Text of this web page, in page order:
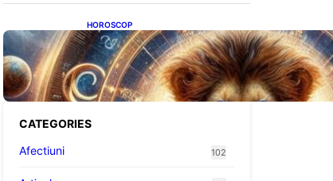
HOROSCOP
Portalul Leului 8/8:
Oportunități de Abundență
pentru Cinci Zodii în 2026
CATEGORIES
Afectiuni
102